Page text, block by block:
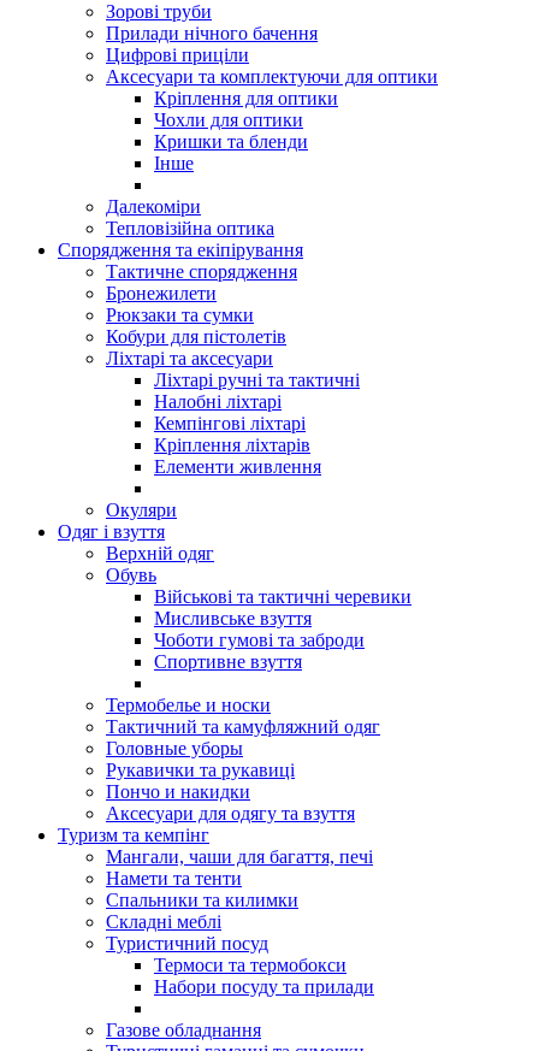
Зорові труби
Прилади нічного бачення
Цифрові приціли
Аксесуари та комплектуючи для оптики
Кріплення для оптики
Чохли для оптики
Кришки та бленди
Інше
Далекоміри
Тепловізійна оптика
Спорядження та екіпірування
Тактичне спорядження
Бронежилети
Рюкзаки та сумки
Кобури для пістолетів
Ліхтарі та аксесуари
Ліхтарі ручні та тактичні
Налобні ліхтарі
Кемпінгові ліхтарі
Кріплення ліхтарів
Елементи живлення
Окуляри
Одяг і взуття
Верхній одяг
Обувь
Військові та тактичні черевики
Мисливське взуття
Чоботи гумові та заброди
Спортивне взуття
Термобелье и носки
Тактичний та камуфляжний одяг
Головные уборы
Рукавички та рукавиці
Пончо и накидки
Аксесуари для одягу та взуття
Туризм та кемпінг
Мангали, чаши для багаття, печі
Намети та тенти
Спальники та килимки
Складні меблі
Туристичний посуд
Термоси та термобокси
Набори посуду та прилади
Газове обладнання